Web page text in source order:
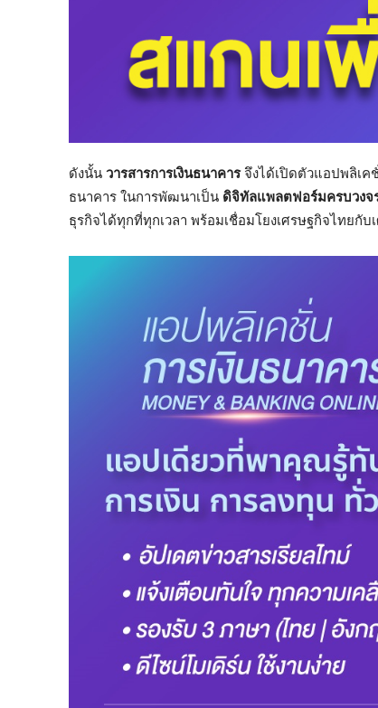
ดังนั้น วารสารการเงินธนาคารจึงได้เปิดตัวแอปพลิเค
ธนาคาร ในการพัฒนาเป็น ดิจิทัลแพลตฟอร์มครบวงจ
ธุรกิจได้ทุกที่ทุกเวลา พร้อมเชื่อมโยงเศรษฐกิจไทยกั